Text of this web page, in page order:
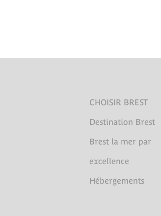
CHOISIR BREST
Destination Brest
Brest la mer par
excellence
Hébergements